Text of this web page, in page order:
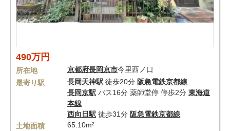
490万円
所在地 京都府長岡京市今里西ノ口
最寄り駅
長岡天神駅 徒歩20分 阪急電鉄京都線
長岡京駅 バス16分 薬師堂停 停歩2分 東海道
本線
西向日駅 徒歩31分 阪急電鉄京都線
土地面積
65.10m²